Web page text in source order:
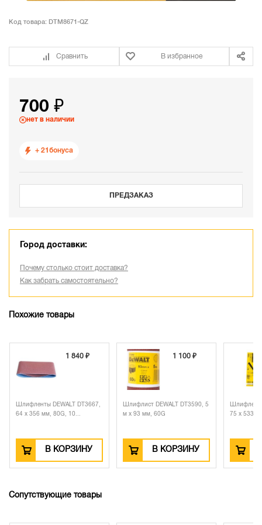
Код товара: DTM8671-QZ
Сравнить В избранное
700 ₽
нет в наличии
+ 21 бонуса
ПРЕДЗАКАЗ
Город доставки:
Почему столько стоит доставка?
Как забрать самостоятельно?
Похожие товары
DT3667,
80G, 10...
КОРЗИНУ
1 100 ₽
Шлифлист DEWALT DT3590, 5
В КОРЗИНУ
1 990 ₽
Шлифленты DEWALT
75 x 533 мм, 100G, 1...
В КОРЗИНУ
Сопутствующие товары